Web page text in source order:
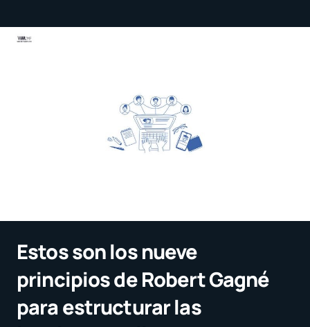
Estos son los nueve
principios de Robert Gagné
para estructurar las